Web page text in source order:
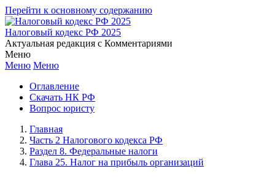
Перейти к основному содержанию
Налоговый кодекс РФ 2025
Актуальная редакция с Комментариями
Меню
Меню Меню
Оглавление
Скачать НК РФ
Вопрос юристу
Главная
Часть 2 Налогового кодекса РФ
Раздел 8. Федеральные налоги
Глава 25. Налог на прибыль организаций